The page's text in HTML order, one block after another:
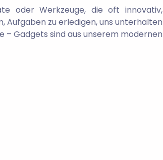
oder Werkzeuge, die oft innovativ,
Aufgaben zu erledigen, uns unterhalten
Gadgets sind aus unserem modernen